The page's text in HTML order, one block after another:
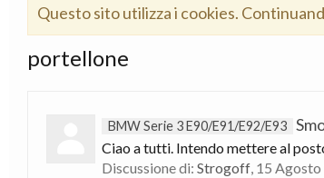
Questo sito utilizza i cookies.
portellone
BMW Serie 3 E90/E91/E92/E93
Ciao a tutti. Intendo mettere al
Discussione di: Strogoff, 15